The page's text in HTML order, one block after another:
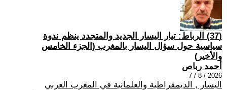
(37) الرباط: تيار اليسار الجديد والمتجدد ينظم ندوة
سياسية حول سؤال اليسار بالمغرب (الجزء الخامس
والأخير)
أحمد رباص
2026 / 8 / 7
اليسار , الديمقراطية والعلمانية في المغرب العربي